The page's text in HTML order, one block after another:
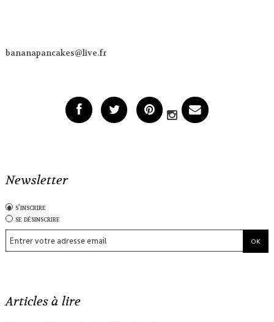
bananapancakes@live.fr
Newsletter
s'inscrire
se désinscrire
Articles à lire